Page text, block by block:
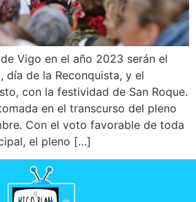
Vigo en el año 2023 serán el
día de la Reconquista, y el
con la festividad de San Roque.
en el transcurso del pleno
Con el voto favorable de toda
el pleno […]